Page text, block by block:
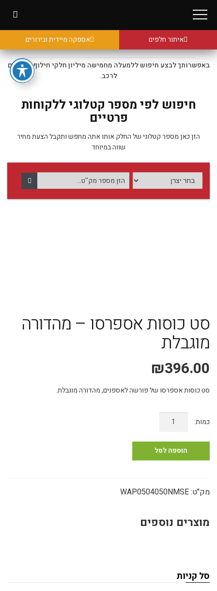
איתור חלפים אספקה מיידית ובירורים
באפשרותך לבצע חיפוש ללמעלה מחמישה מיליון חלקי חילוף מקוריים
לרכב.
חיפוש לפי מספר קטלוגי ללקוחות
פרטיים
הזן כאן מספר קטלוגי של החלק אותו אתה מחפש ותקבל הצעת מחיר
שווה במיוחד
סט כוסות אספרסו – מהדורה
מוגבלת
₪396.00
סט כוסות אספרסו של פורשה לאספנים, מהדורה מוגבלת.
כוסות
אספרסו
מוגבלת
הוספה לסל
מק"ט:WAP0504050NMSE
מוצרים נוספים
סל קניות